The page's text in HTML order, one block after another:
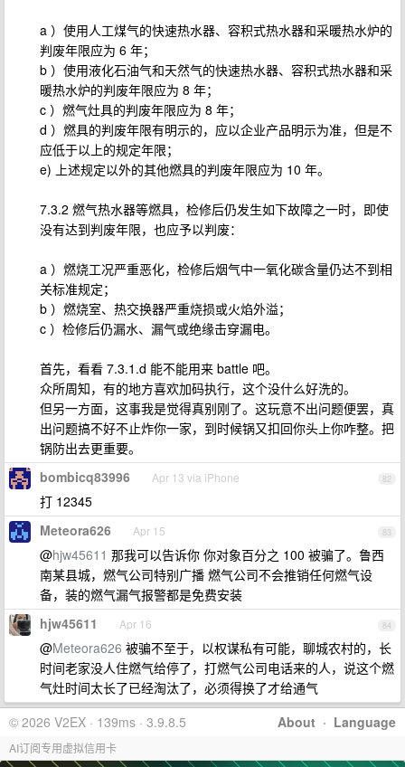
a ）使用人工煤气的快速热水器、容积式热水器和采暖热水炉的
判废年限应为 6 年；
b ）使用液化石油气和天然气的快速热水器、容积式热水器和采
暖热水炉的判废年限应为 8 年；
c ）燃气灶具的判废年限应为 8 年；
d ）燃具的判废年限有明示的，应以企业产品明示为准，但是不
应低于以上的规定年限；
e) 上述规定以外的其他燃具的判废年限应为 10 年。
7.3.2 燃气热水器等燃具，检修后仍发生如下故障之一时，即使
没有达到判废年限，也应予以判废：
a ）燃烧工况严重恶化，检修后烟气中一氧化碳含量仍达不到相
关标准规定；
b ）燃烧室、热交换器严重烧损或火焰外溢；
c ）检修后仍漏水、漏气或绝缘击穿漏电。
首先，看看 7.3.1.d 能不能用来 battle 吧。
众所周知，有的地方喜欢加码执行，这个没什么好洗的。
但另一方面，这事我是觉得真别刚了。这玩意不出问题便罢，真
出问题搞不好不止炸你一家，到时候锅又扣回你头上你咋整。把
锅防出去更重要。
82
bombicq83996 Apr 13 via iPhone
打 12345
83
Meteora626 Apr 15
@hjw45611 那我可以告诉你 你对象百分之 100 被骗了。鲁西
南某县城，燃气公司特别广播 燃气公司不会推销任何燃气设
备，装的燃气漏气报警都是免费安装
84
hjw45611 Apr 16
@Meteora626 被骗不至于，以权谋私有可能，聊城农村的，长
时间老家没人住燃气给停了，打燃气公司电话来的人，说这个燃
气灶时间太长了已经淘汰了，必须得换了才给通气
About · Language
© 2026 V2EX · 139ms · 3.9.8.5
AI订阅专用虚拟信用卡